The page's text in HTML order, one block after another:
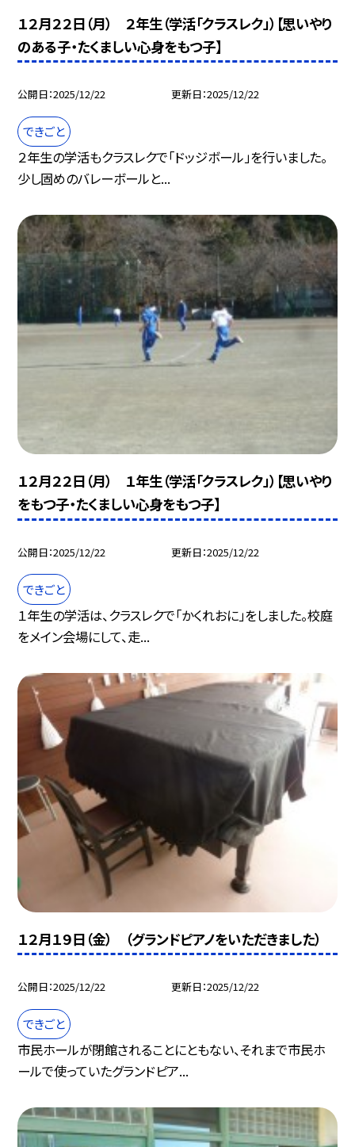
１２月２２日（月） ２年生（学活「クラスレク」）【思いやり
のある子・たくましい心身をもつ子】
公開日 2025/12/22 更新日 2025/12/22
できごと
２年生の学活もクラスレクで「ドッジボール」を行いました。
少し固めのバレーボールと...
１２月２２日（月） １年生（学活「クラスレク」）【思いやり
をもつ子・たくましい心身をもつ子】
公開日 2025/12/22 更新日 2025/12/22
できごと
１年生の学活は、クラスレクで「かくれおに」をしました。校庭
をメイン会場にして、走...
１２月１９日（金） （グランドピアノをいただきました）
公開日 2025/12/22 更新日 2025/12/22
できごと
市民ホールが閉館されることにともない、それまで市民ホ
ールで使っていたグランドピア...